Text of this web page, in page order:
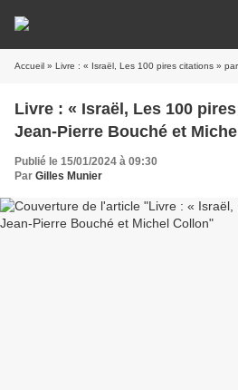
Accueil » Livre : « Israël, Les 100 pires citations » par
Livre : « Israël, Les 100
Jean-Pierre Bouché et
Publié le 15/01/2024 à 09:30
Par Gilles Munier